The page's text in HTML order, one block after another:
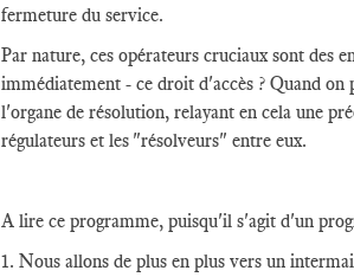
fermeture du service.
Par nature, ces opérateurs cruciaux sont des
immédiatement - ce droit d'accès ? Quand
l'organe de résolution, relayant en cela une
régulateurs et les "résolveurs" entre eux.
A lire ce programme, puisqu'il s'agit d'un
1. Nous allons de plus en plus vers un